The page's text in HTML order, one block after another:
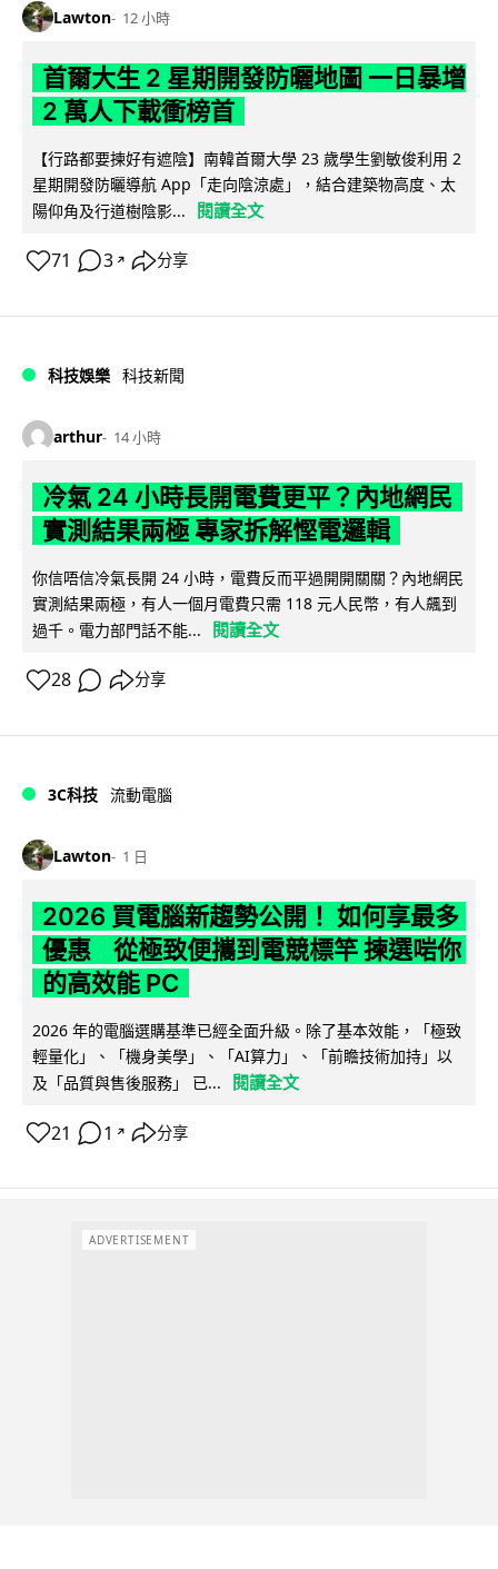
Lawton 12 小時
首爾大生 2 星期開發防曬地圖 一日暴增
2 萬人下載衝榜首
【行路都要揀好有遮陰】南韓首爾大學 23 歲學生劉敏俊利用 2
星期開發防曬導航 App「走向陰涼處」，結合建築物高度、太
陽仰角及行道樹陰影...
閱讀全文
71 3 ↗ 分享
科技娛樂 科技新聞
arthur 14 小時
冷氣 24 小時長開電費更平？內地網民
實測結果兩極 專家拆解慳電邏輯
你信唔信冷氣長開 24 小時，電費反而平過開開關關？內地網民
實測結果兩極，有人一個月電費只需 118 元人民幣，有人飆到
過千。電力部門話不能...
閱讀全文
28 分享
3C科技 流動電腦
Lawton 1 日
2026 買電腦新趨勢公開！ 如何享最多
優惠 從極致便攜到電競標竿 揀選啱你
的高效能 PC
2026 年的電腦選購基準已經全面升級。除了基本效能，「極致
輕量化」、「機身美學」、「AI算力」、「前瞻技術加持」以
及「品質與售後服務」 已...
閱讀全文
21 1 ↗ 分享
ADVERTISEMENT